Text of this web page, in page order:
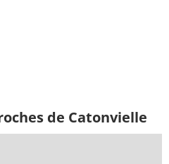
de Catonvielle